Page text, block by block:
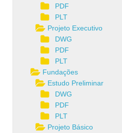
PDF
PLT
Projeto Executivo
DWG
PDF
PLT
Fundações
Estudo Preliminar
DWG
PDF
PLT
Projeto Básico